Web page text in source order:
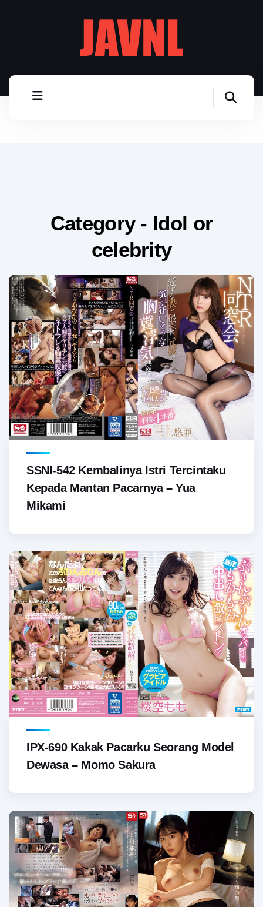
Category - Idol or
celebrity
SSNI-542 Kembalinya Istri Tercintaku
Kepada Mantan Pacarnya – Yua
Mikami
IPX-690 Kakak Pacarku Seorang Model
Dewasa – Momo Sakura